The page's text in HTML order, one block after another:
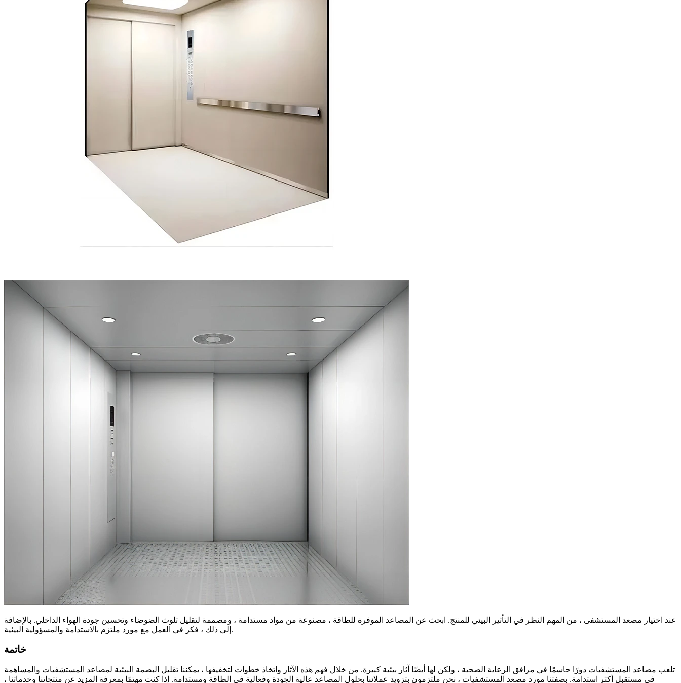
عند اختيار مصعد المستشفى ، من المهم النظر في التأثير البيئي للمنتج. ابحث عن المصاعد الموفرة للطاقة ، مصنوعة من مواد مستدامة ، ومصممة لتقليل تلوث الضوضاء وتحسين جودة الهواء الداخلي. بالإضافة
إلى ذلك ، فكر في العمل مع مورد ملتزم بالاستدامة والمسؤولية البيئية.
خاتمة
تلعب مصاعد المستشفيات دورًا حاسمًا في مرافق الرعاية الصحية ، ولكن لها أيضًا آثار بيئية كبيرة. من خلال فهم هذه الآثار واتخاذ خطوات لتخفيفها ، يمكننا تقليل البصمة البيئية لمصاعد المستشفيات والمساهمة
في مستقبل أكثر استدامة. بصفتنا مورد مصعد المستشفيات ، نحن ملتزمون بتزويد عملائنا بحلول المصاعد عالية الجودة وفعالية في الطاقة ومستدامة. إذا كنت مهتمًا بمعرفة المزيد عن منتجاتنا وخدماتنا ،